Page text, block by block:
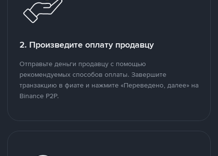
2. Произведите оплату продавцу
Отправьте деньги продавцу с помощью
рекомендуемых способов оплаты. Завершите
транзакцию в фиате и нажмите «Переведено, далее» на
Binance P2P.